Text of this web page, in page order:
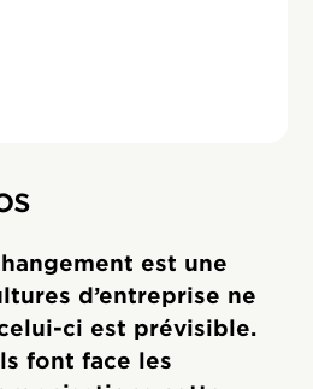
est une
d’entreprise ne
ci est prévisible.
font face les